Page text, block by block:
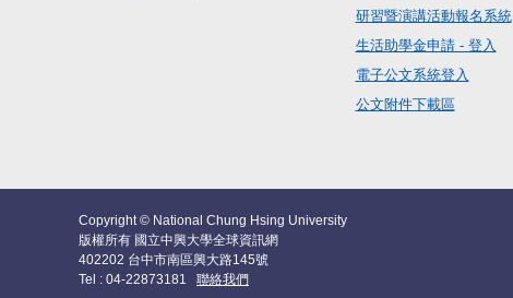
研習暨演講活動報名系統
生活助學金申請 - 登入
電子公文系統登入
公文附件下載區
Copyright © National Chung Hsing University
版權所有 國立中興大學全球資訊網
402202 台中市南區興大路145號
Tel : 04-22873181 聯絡我們